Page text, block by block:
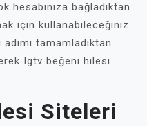
hesabınıza bağladıktan
için kullanabileceğiniz
tamamladıktan
Igtv beğeni hilesi
Siteleri